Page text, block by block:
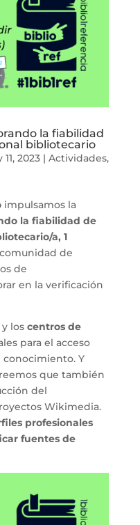
la fiabilidad
bibliotecario
11, 2023| Actividades,
impulsamos la
la fiabilidad de
a, 1
de
de
en la verificación
y los centros de
para el acceso
conocimiento. Y
que también
del
Wikimedia.
profesionales
fuentes de